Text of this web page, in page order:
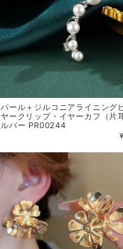
パール＋ジルコニアライニング
ヤークリップ・イヤーカフ（片
ルバー PR00244